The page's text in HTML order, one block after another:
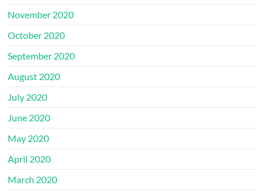
November 2020
October 2020
September 2020
August 2020
July 2020
June 2020
May 2020
April 2020
March 2020